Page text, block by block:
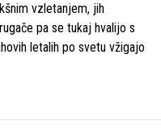
vzletanjem, jih
pa se tukaj hvalijo s
letalih po svetu vžigajo